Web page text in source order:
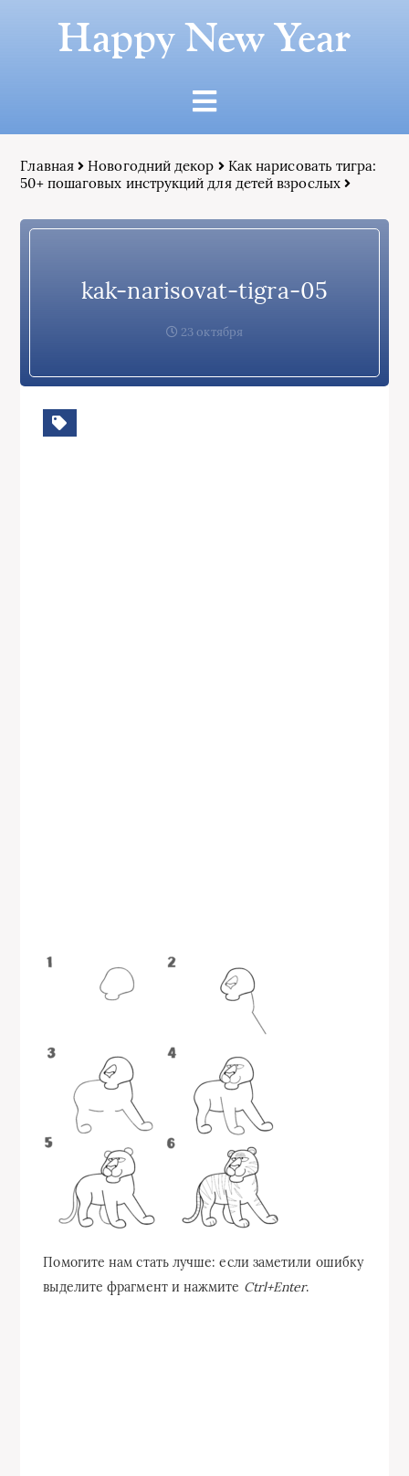
Happy New Year
Главная Новогодний декор
Как нарисовать тигра:
50+ пошаговых инструкций для детей взрослых
kak-narisovat-tigra-05
23 октября
Помогите нам стать лучше: если заметили ошибку
выделите фрагмент и нажмите Ctrl+Enter.